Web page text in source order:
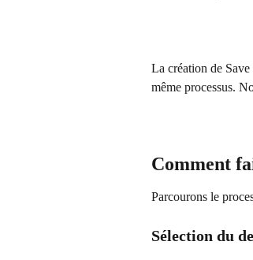
La création de Save
même processus.
Comment
Parcourons le
Sélection du